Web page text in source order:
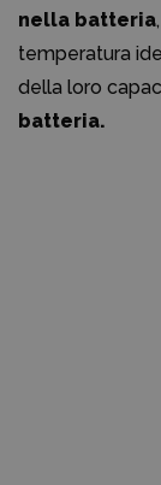
nella batteria
temperatura
della loro
batteria.